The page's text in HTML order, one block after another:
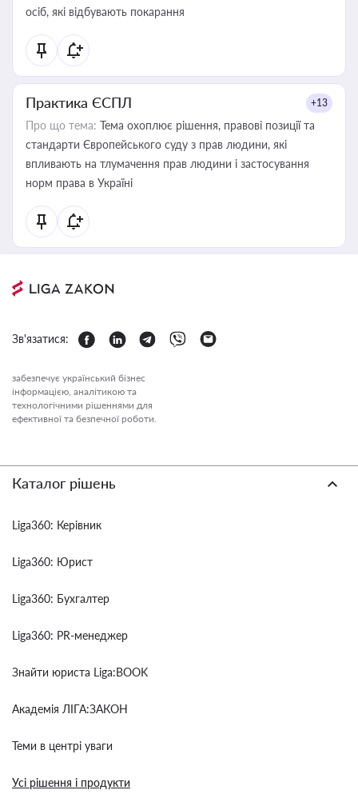
осіб, які відбувають покарання
Практика ЄСПЛ +13
Про що тема: Тема охоплює рішення, правові позиції та
стандарти Європейського суду з прав людини, які
впливають на тлумачення прав людини і застосування
норм права в Україні
Зв'язатися:
забезпечує український бізнес
інформацією, аналітикою та
технологічними рішеннями для
ефективної та безпечної роботи.
Каталог рішень
Liga360: Керівник
Liga360: Юрист
Liga360: Бухгалтер
Liga360: PR-менеджер
Знайти юриста Liga:BOOK
Академія ЛІГА:ЗАКОН
Теми в центрі уваги
Усі рішення і продукти